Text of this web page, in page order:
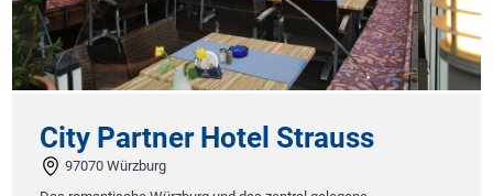
City Partner Hotel Strauss
97070 Würzburg